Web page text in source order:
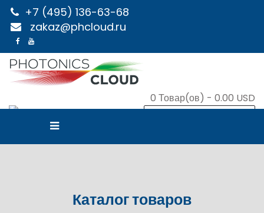
+7 (495) 136-63-68
zakaz@phcloud.ru
0 Товар(ов) - 0.00 USD
Каталог товаров